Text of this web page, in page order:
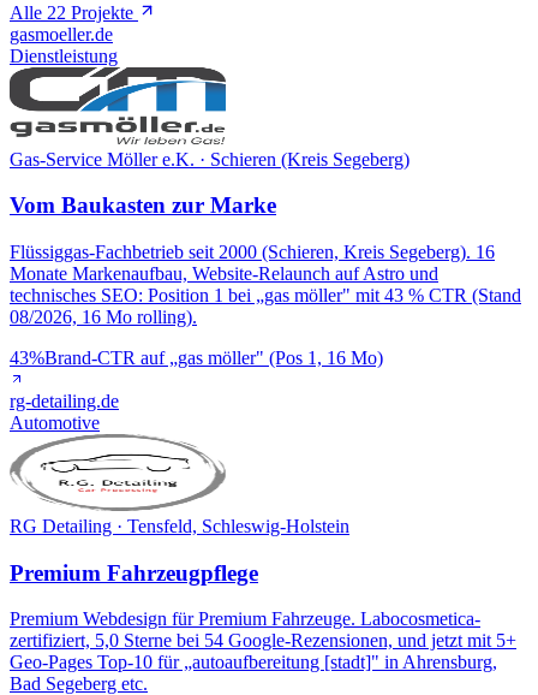
Alle 22 Projekte
gasmoeller.de
Dienstleistung
Gas-Service Möller e.K. · Schieren (Kreis Segeberg)
Vom Baukasten zur Marke
Flüssiggas-Fachbetrieb seit 2000 (Schieren, Kreis Segeberg). 16
Monate Markenaufbau, Website-Relaunch auf Astro und
technisches SEO: Position 1 bei „gas möller" mit 43 % CTR (Stand
08/2026, 16 Mo rolling).
43%Brand-CTR auf „gas möller" (Pos 1, 16 Mo)
rg-detailing.de
Automotive
RG Detailing · Tensfeld, Schleswig-Holstein
Premium Fahrzeugpflege
Premium Webdesign für Premium Fahrzeuge. Labocosmetica-
zertifiziert, 5,0 Sterne bei 54 Google-Rezensionen, und jetzt mit 5+
Geo-Pages Top-10 für „autoaufbereitung [stadt]" in Ahrensburg,
Bad Segeberg etc.